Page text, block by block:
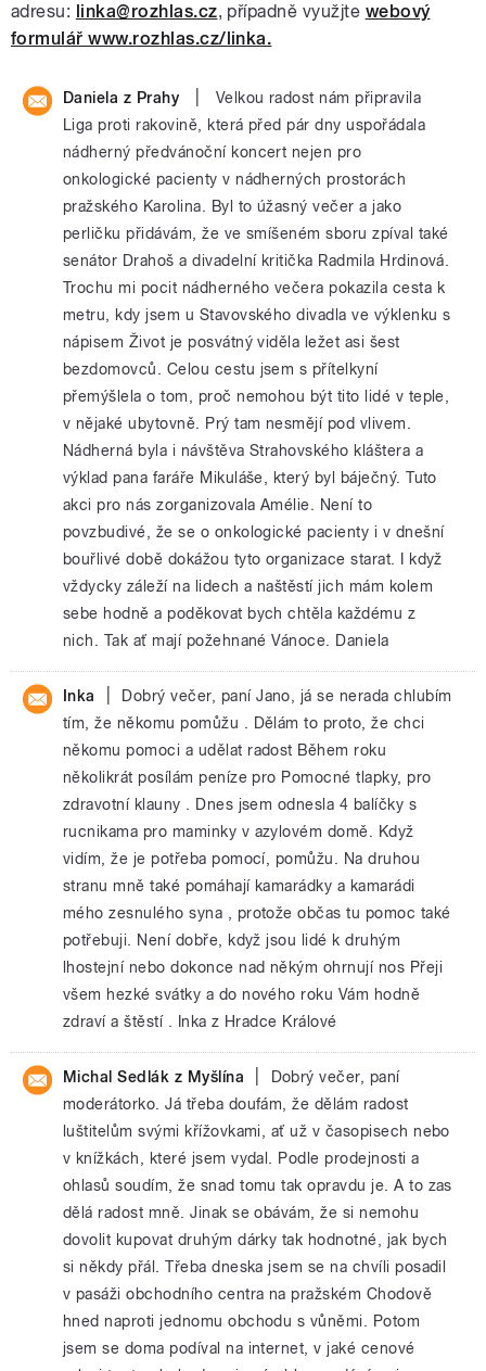
adresu: linka@rozhlas.cz, případně využjte webový
formulář www.rozhlas.cz/linka.
Daniela z Prahy
Velkou radost nám připravila
Liga proti rakovině, která před pár dny uspořádala
nádherný předvánoční koncert nejen pro
onkologické pacienty v nádherných prostorách
pražského Karolina. Byl to úžasný večer a jako
perličku přidávám, že ve smíšeném sboru zpíval také
senátor Drahoš a divadelní kritička Radmila Hrdinová.
Trochu mi pocit nádherného večera pokazila cesta k
metru, kdy jsem u Stavovského divadla ve výklenku s
nápisem Život je posvátný viděla ležet asi šest
bezdomovců. Celou cestu jsem s přítelkyní
přemýšlela o tom, proč nemohou být tito lidé v teple,
v nějaké ubytovně. Prý tam nesmějí pod vlivem.
Nádherná byla i návštěva Strahovského kláštera a
výklad pana faráře Mikuláše, který byl báječný. Tuto
akci pro nás zorganizovala Amélie. Není to
povzbudivé, že se o onkologické pacienty i v dnešní
bouřlivé době dokážou tyto organizace starat. I když
vždycky záleží na lidech a naštěstí jich mám kolem
sebe hodně a poděkovat bych chtěla každému z
nich. Tak ať mají požehnané Vánoce. Daniela
Inka
Dobrý večer, paní Jano, já se nerada chlubím
tím, že někomu pomůžu . Dělám to proto, že chci
někomu pomoci a udělat radost Během roku
několikrát posílám peníze pro Pomocné tlapky, pro
zdravotní klauny . Dnes jsem odnesla 4 balíčky s
rucnikama pro maminky v azylovém domě. Když
vidím, že je potřeba pomocí, pomůžu. Na druhou
stranu mně také pomáhají kamarádky a kamarádi
mého zesnulého syna , protože občas tu pomoc také
potřebuji. Není dobře, když jsou lidé k druhým
lhostejní nebo dokonce nad někým ohrnují nos Přeji
všem hezké svátky a do nového roku Vám hodně
zdraví a štěstí . Inka z Hradce Králové
Michal Sedlák z Myšlína
Dobrý večer, paní
moderátorko. Já třeba doufám, že dělám radost
luštitelům svými křížovkami, ať už v časopisech nebo
v knížkách, které jsem vydal. Podle prodejnosti a
ohlasů soudím, že snad tomu tak opravdu je. A to zas
dělá radost mně. Jinak se obávám, že si nemohu
dovolit kupovat druhým dárky tak hodnotné, jak bych
si někdy přál. Třeba dneska jsem se na chvíli posadil
v pasáži obchodního centra na pražském Chodově
hned naproti jednomu obchodu s vůněmi. Potom
jsem se doma podíval na internet, v jaké cenové